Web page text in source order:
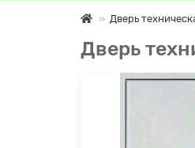
Дверь
Дверь